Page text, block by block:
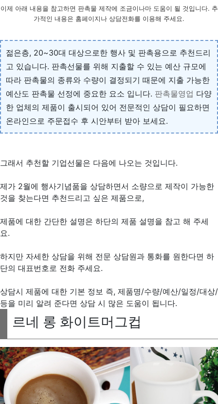
이제 아래 내용을 참고하면 판촉물 제작에 조금이나마 도움이 될 것입니다. 추
가적인 내용은 홈페이지나 상담전화를 이용해 주세요.
젊은층, 20~30대 대상으로한 행사 및 판촉용으로 추천드리
고 있습니다. 판촉선물를 위해 지출할 수 있는 예산 규모에
따라 판촉물의 종류와 수량이 결정되기 때문에 지출 가능한
예산도 판촉물 선정에 중요한 요소 입니다. 판촉물영업 다양
한 업체의 제품이 출시되어 있어 전문적인 상담이 필요하면
온라인으로 주문접수 후 시안부터 받아 보세요.
그래서 추천할 기업선물은 다음에 나오는 것입니다.
제가 2월에 행사기념품을 상담하면서 소량으로 제작이 가능한
것을 찾는다면 추천드리고 싶은 제품으로,
제품에 대한 간단한 설명은 하단의 제품 설명을 참고 해 주세
요.
하지만 자세한 상담을 위해 전문 상담원과 통화를 원한다면 하
단의 대표번호로 전화 주세요.
상담시 제품에 대한 기본 정보 즉, 제품명/수량/예산/일정/대상/
등을 미리 알려 준다면 상담 시 많은 도움이 됩니다.
르네 롱 화이트머그컵